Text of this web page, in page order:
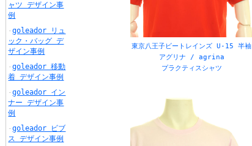
ャツ デザイン事
例
goleador リュ
ック・バッグ デ
ザイン事例
goleador 移動
着 デザイン事例
goleador イン
ナー デザイン事
例
goleador ビブ
ス デザイン事例
東京八王子ビートレインズ U-15 半袖
アグリナ / agrina
プラクティスシャツ